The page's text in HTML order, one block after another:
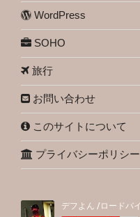
WordPress
SOHO
旅行
お問い合わせ
このサイトについて
プライバシーポリシー